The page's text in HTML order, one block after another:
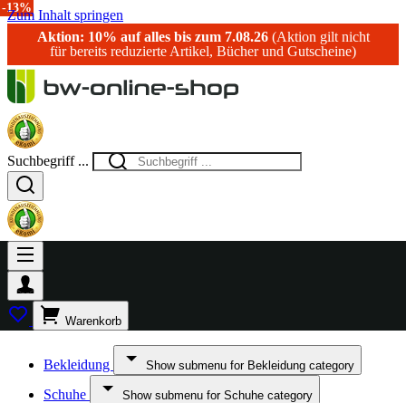
Zum Inhalt springen
Aktion: 10% auf alles bis zum 7.08.26(Aktion gilt nicht
für bereits reduzierte Artikel, Bücher und Gutscheine)
Suchbegriff ...
Warenkorb
Bekleidung Show submenu for Bekleidung category
Schuhe Show submenu for Schuhe category
-40%
-25%
-25%
-17%
-13%